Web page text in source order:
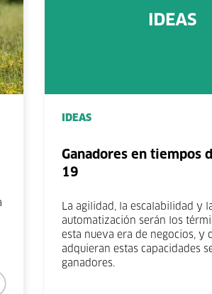
IDEAS
Ganadores en tiempos
19
La agilidad, la escalabilidad y
automatización serán los
esta nueva era de negocios, y
adquieran estas capacidades
ganadores.